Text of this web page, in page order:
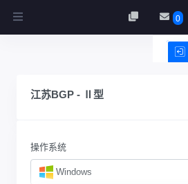
0
江苏BGP - Ⅱ型
操作系统
Windows